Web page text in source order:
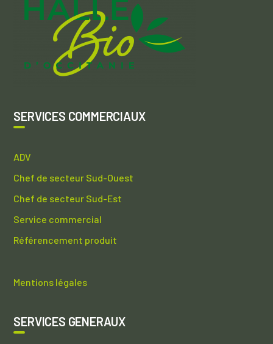
SERVICES COMMERCIAUX
ADV
Chef de secteur Sud-Ouest
Chef de secteur Sud-Est
Service commercial
Référencement produit
Mentions légales
SERVICES GENERAUX